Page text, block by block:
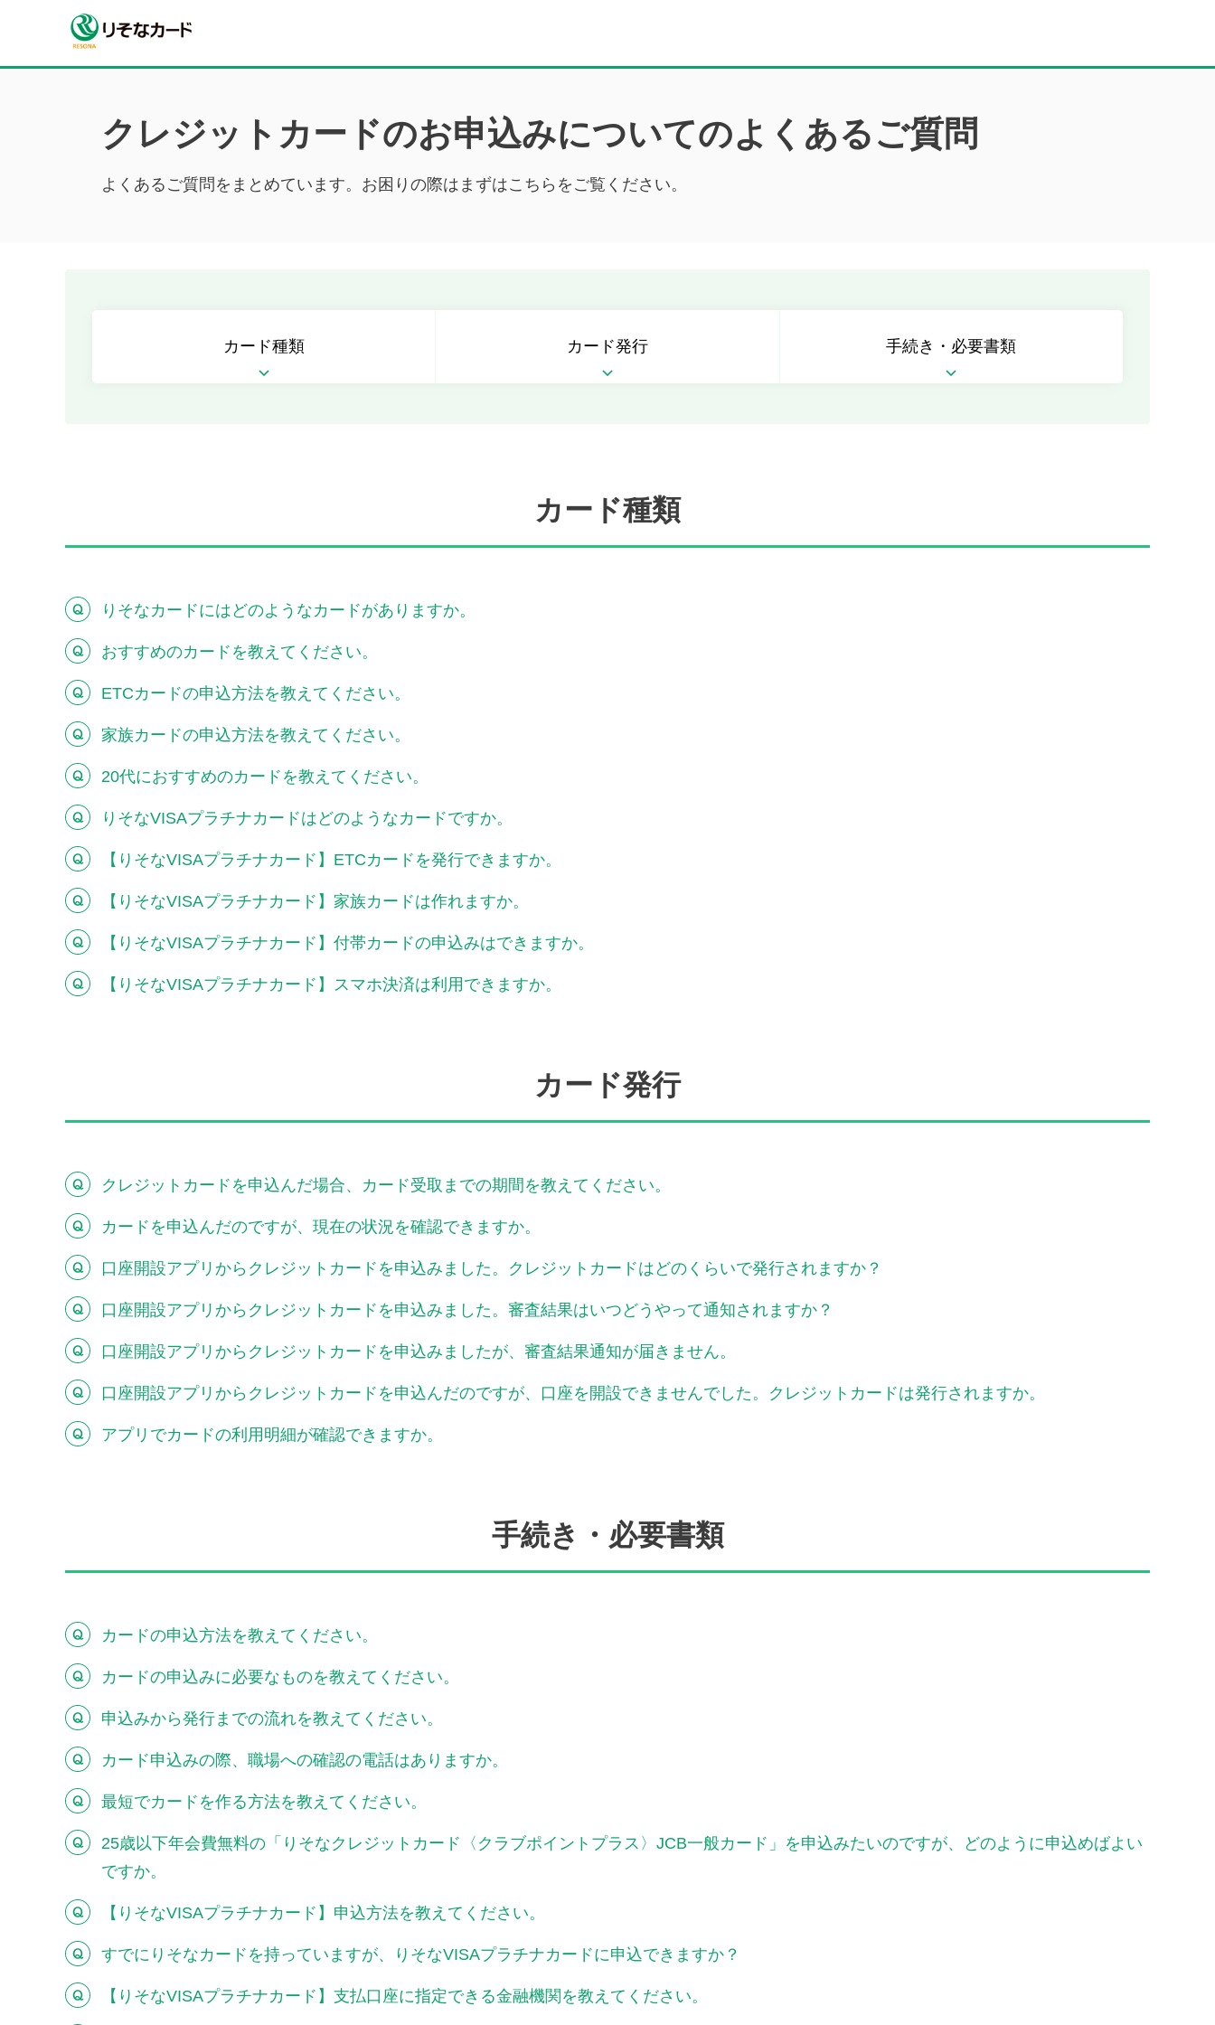
クレジットカードのお申込みについてのよくあるご質問
よくあるご質問をまとめています。お困りの際はまずはこちらをご覧ください。
カード種類 カード発行 手続き・必要書類
カード種類
りそなカードにはどのようなカードがありますか。
おすすめのカードを教えてください。
ETCカードの申込方法を教えてください。
家族カードの申込方法を教えてください。
20代におすすめのカードを教えてください。
りそなVISAプラチナカードはどのようなカードですか。
【りそなVISAプラチナカード】ETCカードを発行できますか。
【りそなVISAプラチナカード】家族カードは作れますか。
【りそなVISAプラチナカード】付帯カードの申込みはできますか。
【りそなVISAプラチナカード】スマホ決済は利用できますか。
カード発行
クレジットカードを申込んだ場合、カード受取までの期間を教えてください。
カードを申込んだのですが、現在の状況を確認できますか。
口座開設アプリからクレジットカードを申込みました。クレジットカードはどのくらいで発行されますか？
口座開設アプリからクレジットカードを申込みました。審査結果はいつどうやって通知されますか？
口座開設アプリからクレジットカードを申込みましたが、審査結果通知が届きません。
口座開設アプリからクレジットカードを申込んだのですが、口座を開設できませんでした。クレジットカードは発行されますか。
アプリでカードの利用明細が確認できますか。
手続き・必要書類
カードの申込方法を教えてください。
カードの申込みに必要なものを教えてください。
申込みから発行までの流れを教えてください。
カード申込みの際、職場への確認の電話はありますか。
最短でカードを作る方法を教えてください。
25歳以下年会費無料の「りそなクレジットカード〈クラブポイントプラス〉JCB一般カード」を申込みたいのですが、どのように申込めばよい
ですか。
【りそなVISAプラチナカード】申込方法を教えてください。
すでにりそなカードを持っていますが、りそなVISAプラチナカードに申込できますか？
【りそなVISAプラチナカード】支払口座に指定できる金融機関を教えてください。